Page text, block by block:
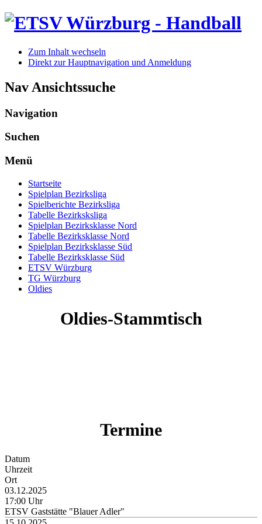
Zum Inhalt wechseln
Direkt zur Hauptnavigation und Anmeldung
Nav Ansichtssuche
Navigation
Suchen
Menü
Startseite
Spielplan Bezirksliga
Spielberichte Bezirksliga
Tabelle Bezirksksliga
Spielplan Bezirksklasse Nord
Tabelle Bezirksklasse Nord
Spielplan Bezirksklasse Süd
Tabelle Bezirksklasse Süd
ETSV Würzburg
TG Würzburg
Oldies
Oldies-Stammtisch
Termine
Datum
Uhrzeit
Ort
03.12.2025
17:00 Uhr
ETSV Gaststätte "Blauer Adler"